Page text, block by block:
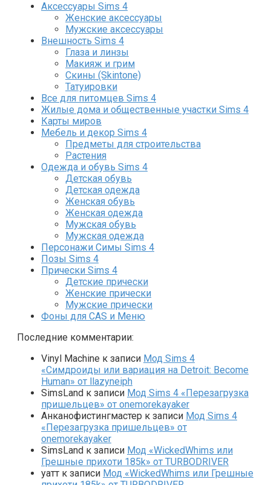
Аксессуары Sims 4
Женские аксессуары
Мужские аксессуары
Внешность Sims 4
Глаза и линзы
Макияж и грим
Скины (Skintone)
Татуировки
Все для питомцев Sims 4
Жилые дома и общественные участки Sims 4
Карты миров
Мебель и декор Sims 4
Предметы для строительства
Растения
Одежда и обувь Sims 4
Детская обувь
Детская одежда
Женская обувь
Женская одежда
Мужская обувь
Мужская одежда
Персонажи Симы Sims 4
Позы Sims 4
Прически Sims 4
Детские прически
Женские прически
Мужские прически
Фоны для CAS и Меню
Последние комментарии:
Vinyl Machine к записи Мод Sims 4
«Симдроиды или вариация на Detroit: Become
Human» от llazyneiph
SimsLand к записи Мод Sims 4 «Перезагрузка
пришельцев» от onemorekayaker
Анканофистингмастер к записи Мод Sims 4
«Перезагрузка пришельцев» от
onemorekayaker
SimsLand к записи Мод «WickedWhims или
Грешные прихоти 185k» от TURBODRIVER
yaтт к записи Мод «WickedWhims или Грешные